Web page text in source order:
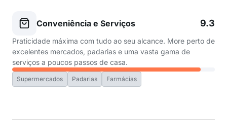
Conveniência e Serviços 9.3
Praticidade máxima com tudo ao seu alcance. More perto de
excelentes mercados, padarias e uma vasta gama de
serviços a poucos passos de casa.
Supermercados Padarias Farmácias